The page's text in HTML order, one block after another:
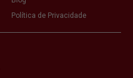
Política de Privacidade